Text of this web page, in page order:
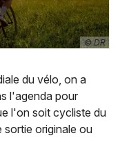
© DR
du vélo, on a
l'agenda pour
l'on soit cycliste du
sortie originale ou